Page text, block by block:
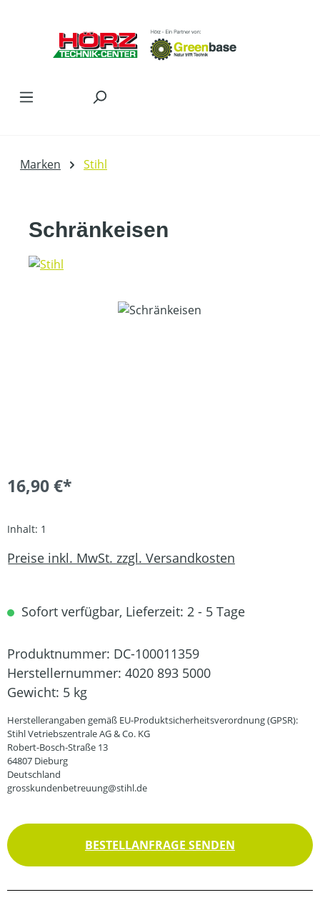
Marken Stihl
Schränkeisen
Bildergalerie überspringen
16,90 €*
Inhalt: 1
Preise inkl. MwSt. zzgl. Versandkosten
Sofort verfügbar, Lieferzeit: 2 - 5 Tage
Produktnummer: DC-100011359
Herstellernummer: 4020 893 5000
Gewicht: 5 kg
Herstellerangaben gemäß EU-Produktsicherheitsverordnung (GPSR):
Stihl Vetriebszentrale AG & Co. KG
Robert-Bosch-Straße 13
64807 Dieburg
Deutschland
grosskundenbetreuung@stihl.de
BESTELLANFRAGE SENDEN